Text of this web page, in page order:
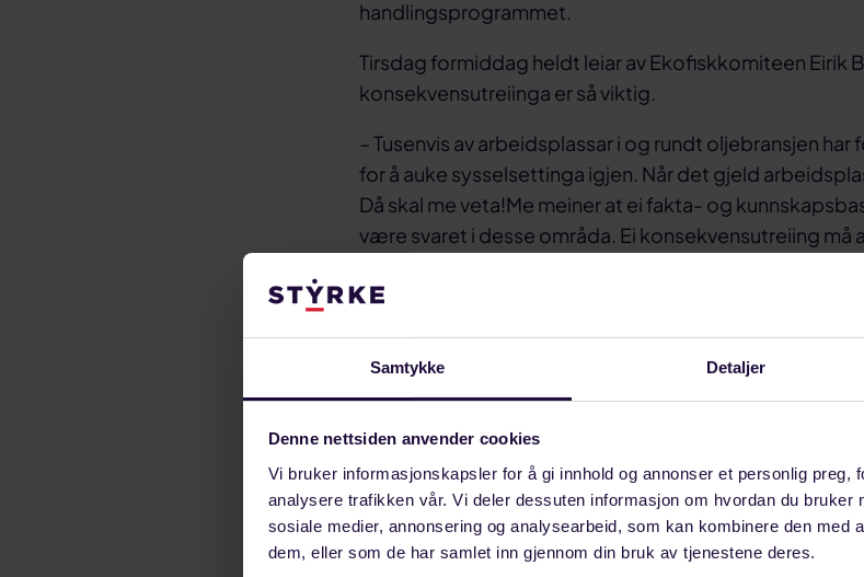
Samtykke Detaljer
Denne nettsiden anvender cookies
Vi bruker informasjonskapsler for å gi innhold og annonser et personlig preg,
analysere trafikken vår. Vi deler dessuten informasjon om hvordan du bruker
sosiale medier, annonsering og analysearbeid, som kan kombinere den med
dem, eller som de har samlet inn gjennom din bruk av tjenestene deres.
handlingsprogrammet.
Tirsdag formiddag heldt leiar av Ekofiskkomiteen Eirik
konsekvensutreiinga er så viktig.
– Tusenvis av arbeidsplassar i og rundt oljebransjen
for å auke sysselsettinga igjen. Når det gjeld
Då skal me veta!Me meiner at ei fakta- og
være svaret i desse områda. Ei konsekvensutreiing må
dette området kan påverke bu- og
lokalsamfunn over heile landet til gode gjennom skatt
Det er avgjerande for LO som organisasjon, LO si
premissleverandør i det norske samfunnet at me
for enkeltforbunda.
– Berre saman skapar me ei utvikling av det norske